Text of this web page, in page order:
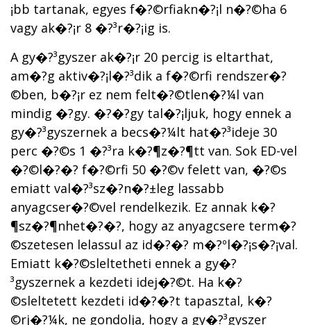
¡bb tartanak, egyes f�?©rfiakn�?¡l n�?©ha 6
vagy ak�?¡r 8 �?³r�?¡ig is.
A gy�?³gyszer ak�?¡r 20 percig is eltarthat,
am�?­g aktiv�?¡l�?³dik a f�?©rfi rendszer�?
©ben, b�?¡r ez nem felt�?©tlen�?¼l van
mindig �?­gy. �?�?gy tal�?¡ljuk, hogy ennek a
gy�?³gyszernek a becs�?¼lt hat�?³ideje 30
perc �?©s 1 �?³ra k�?¶z�?¶tt van. Sok ED-vel
�?©l�?�? f�?©rfi 50 �?©v felett van, �?©s
emiatt val�?³sz�?­n�?±leg lassabb
anyagcser�?©vel rendelkezik. Ez annak k�?
¶sz�?¶nhet�?�?, hogy az anyagcsere term�?
©szetesen lelassul az id�?�? m�?ºl�?¡s�?¡val.
Emiatt k�?©sleltetheti ennek a gy�?
³gyszernek a kezdeti idej�?©t. Ha k�?
©sleltetett kezdeti id�?�?t tapasztal, k�?
©rj�?¼k, ne gondolja, hogy a gy�?³gyszer